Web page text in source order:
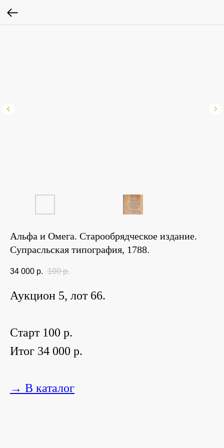
Альфа и Омега. Старообрядческое издание.
Супрасльская типография, 1788.
34 000 р. 100 р.
Аукцион 5, лот 66.
Старт 100 р.
Итог 34 000 р.
→ В каталог